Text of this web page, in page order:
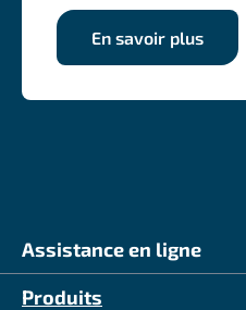
En savoir plus
Assistance en ligne
Produits